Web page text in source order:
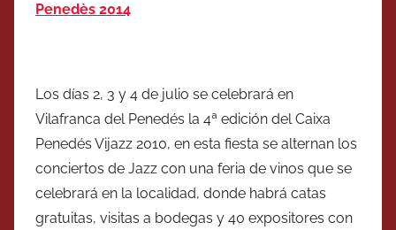
Penedès 2014
Los días 2, 3 y 4 de julio se celebrará en
Vilafranca del Penedés la 4ª edición del Caixa
Penedés Vijazz 2010, en esta fiesta se alternan los
conciertos de Jazz con una feria de vinos que se
celebrará en la localidad, donde habrá catas
gratuitas, visitas a bodegas y 40 expositores con